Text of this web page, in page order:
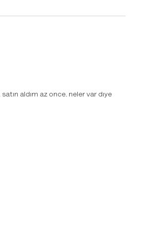
aldım az once. neler var dıye